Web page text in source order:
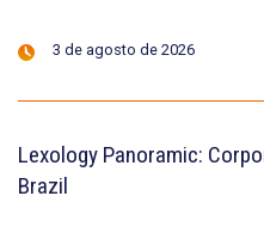
3 de agosto de 2026
Lexology Panoramic:
Brazil